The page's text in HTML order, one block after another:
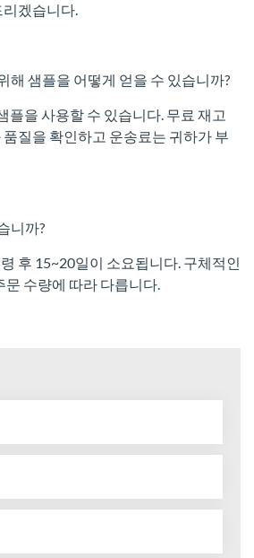
리겠습니다.
해 샘플을 어떻게 얻을 수 있습니까?
플을 사용할 수 있습니다. 무료 재고
질을 확인하고 운송료는 귀하가 부
니까?
후 15~20일이 소요됩니다. 구체적인
문 수량에 따라 다릅니다.